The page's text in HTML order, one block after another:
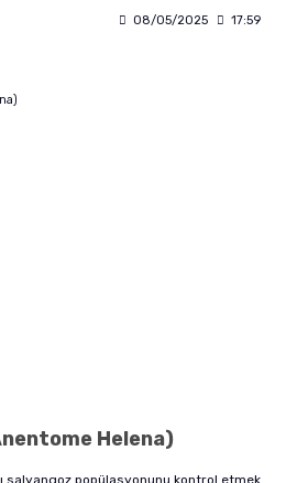
08/05/2025 17:59
Helena)
salyangoz popülasyonunu kontrol etmek